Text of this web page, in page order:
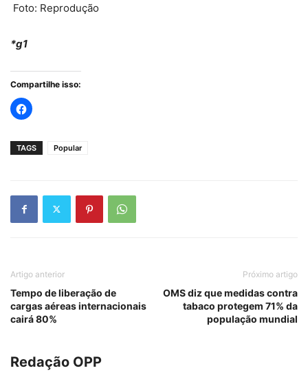
Foto: Reprodução
*g1
Compartilhe isso:
TAGS Popular
Artigo anterior
Tempo de liberação de
cargas aéreas internacionais
cairá 80%
Próximo artigo
OMS diz que medidas contra
tabaco protegem 71% da
população mundial
Redação OPP